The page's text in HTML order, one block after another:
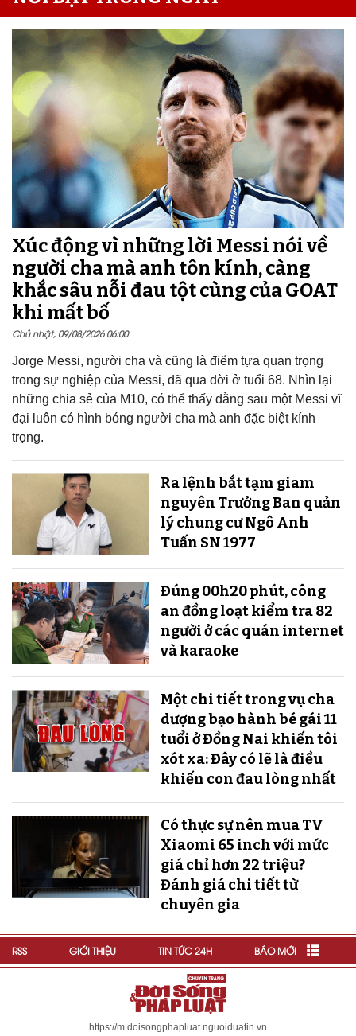
Xúc động vì những lời Messi nói về
người cha mà anh tôn kính, càng
khắc sâu nỗi đau tột cùng của GOAT
khi mất bố
Chủ nhật, 09/08/2026 06:00
Jorge Messi, người cha và cũng là điểm tựa quan trọng
trong sự nghiệp của Messi, đã qua đời ở tuổi 68. Nhìn lại
những chia sẻ của M10, có thể thấy đằng sau một Messi vĩ
đại luôn có hình bóng người cha mà anh đặc biệt kính
trọng.
Ra lệnh bắt tạm giam
nguyên Trưởng Ban quản
lý chung cư Ngô Anh
Tuấn SN 1977
Đúng 00h20 phút, công
an đồng loạt kiểm tra 82
người ở các quán internet
và karaoke
Một chi tiết trong vụ cha
dượng bạo hành bé gái 11
tuổi ở Đồng Nai khiến tôi
xót xa: Đây có lẽ là điều
khiến con đau lòng nhất
Có thực sự nên mua TV
Xiaomi 65 inch với mức
giá chỉ hơn 22 triệu?
Đánh giá chi tiết từ
chuyên gia
RSS GIỚI THIỆU TIN TỨC 24H BÁO MỚI
https://m.doisongphapluat.nguoiduatin.vn